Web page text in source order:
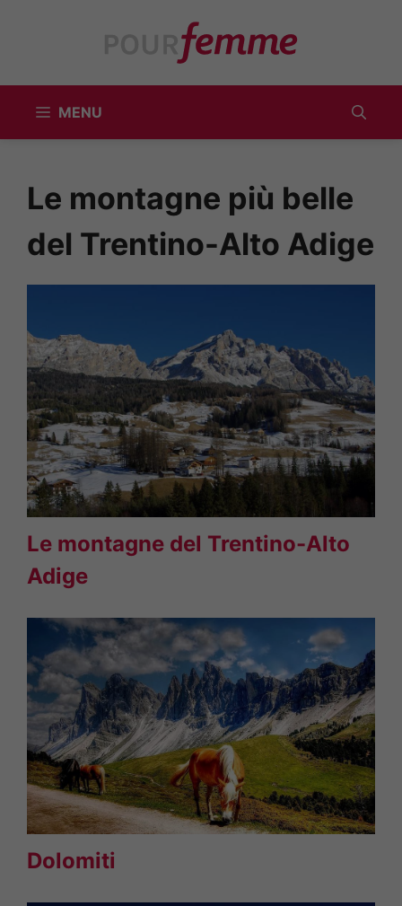
MENU
Le montagne più belle
del Trentino-Alto Adige
Le montagne del Trentino-Alto
Adige
Dolomiti